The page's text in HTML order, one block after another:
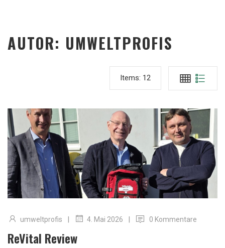
AUTOR: UMWELTPROFIS
Items: 12
umweltprofis | 4. Mai 2026 | 0 Kommentare
ReVital Review